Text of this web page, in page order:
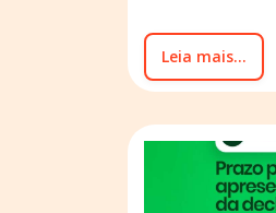
Leia mais...